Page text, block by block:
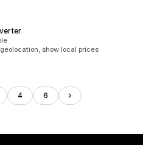
show local prices
4 6